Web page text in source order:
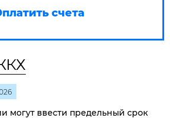
счета
могут ввести предельный срок